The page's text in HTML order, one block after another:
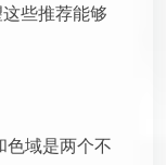
些推荐能够
色域是两个不